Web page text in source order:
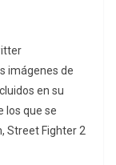
imágenes de
en su
los que se
Street Fighter 2